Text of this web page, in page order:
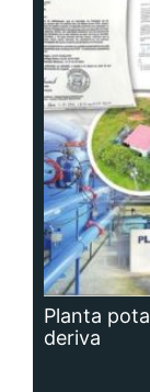
Planta
deriva